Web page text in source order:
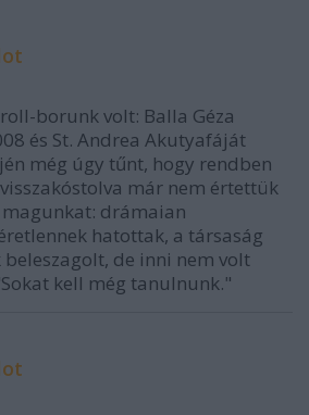
borunk volt: Balla Géza
és St. Andrea Akutyafáját
még úgy tűnt, hogy rendben
már nem értettük
drámaian
hatottak, a társaság
de inni nem volt
kell még tanulnunk."